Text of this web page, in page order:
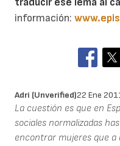
información:
Adri (unverified)22 Ene
La cuestión es que en
sociales normalizadas
encontrar mujeres que a